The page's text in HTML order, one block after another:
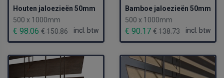
Houten jaloezieën 50mm
500 x 1000mm
€ 98.06 € 150.86 incl. btw
Bamboe jaloezieën 50mm
500 x 1000mm
€ 90.17 € 138.73 incl. btw